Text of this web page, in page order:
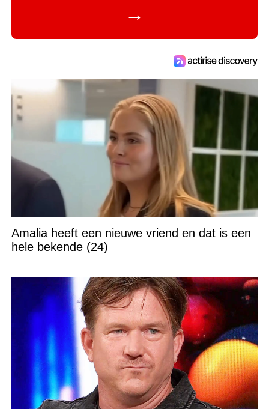
→
Amalia heeft een nieuwe vriend en dat is een
hele bekende (24)